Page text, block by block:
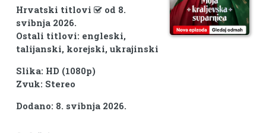
Hrvatski titlovi
od 8.
svibnja 2026.
Ostali titlovi: engleski,
talijanski, korejski, ukrajinski
Slika: HD (1080p)
Zvuk: Stereo
Dodano: 8. svibnja 2026.